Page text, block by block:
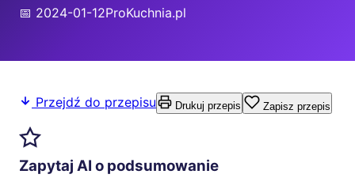
📅 2024-01-12ProKuchnia.pl
Przejdź do przepisu Drukuj przepis Zapisz przepis
Zapytaj AI o podsumowanie